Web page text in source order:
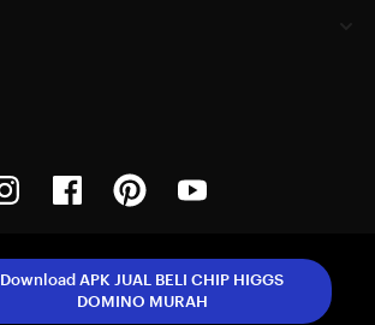
InstagramFacebookPinterest
Download APK JUAL BELI CHIP HIGGS
DOMINO MURAH